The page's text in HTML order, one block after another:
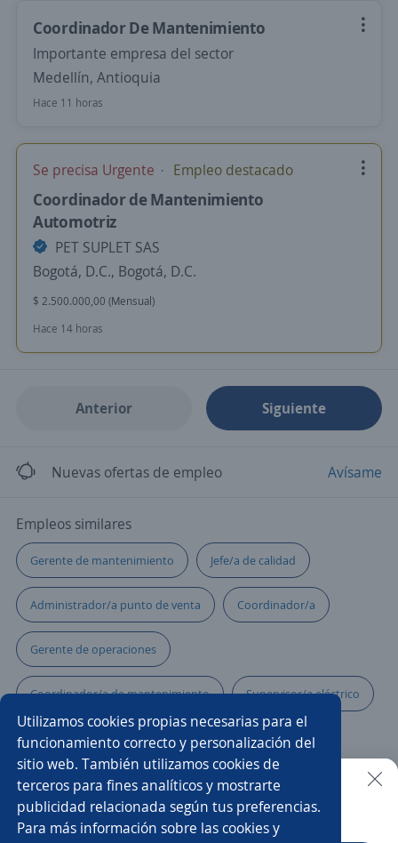
Utilizamos cookies propias necesarias para el
funcionamiento correcto y personalización del
sitio web. También utilizamos cookies de
terceros para fines analíticos y mostrarte
publicidad relacionada según tus preferencias.
Para más información sobre las cookies y
Coordinador De Mantenimiento
Importante empresa del sector
Medellín, Antioquia
Hace 11 horas
Se precisa Urgente Empleo destacado
Coordinador de Mantenimiento
Automotriz
PET SUPLET SAS
Bogotá, D.C., Bogotá, D.C.
$ 2.500.000,00 (Mensual)
Hace 14 horas
Anterior Siguiente
Nuevas ofertas de empleo Avísame
Empleos similares
Gerente de mantenimiento Jefe/a de calidad
Administrador/a punto de venta Coordinador/a
Gerente de operaciones
Coordinador/a de mantenimiento Supervisor/a eléctrico
Ingeniero residente Ejecutivo/a comercial
Regente de farmacia Supervisor/a de producción
Gerente de infraestructura
Buscar es más fácil en la app